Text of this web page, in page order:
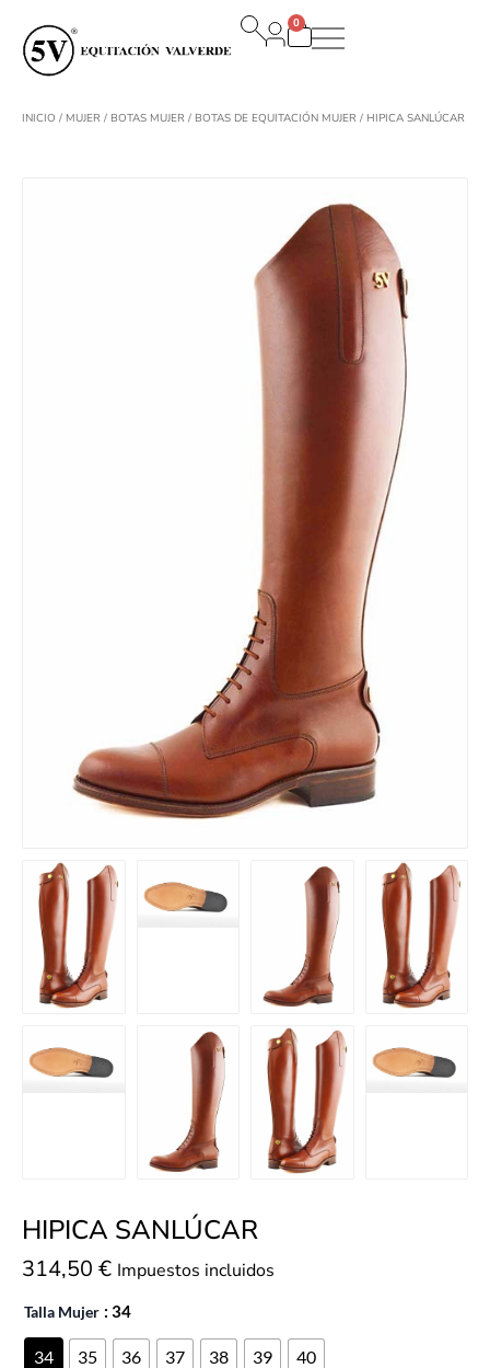
contenido
0
Carrito
INICIO / MUJER / BOTAS MUJER / BOTAS DE EQUITACIÓN MUJER / HIPICA SANLÚCAR
HIPICA SANLÚCAR
314,50 € Impuestos incluidos
Talla Mujer : 34
34 35 36 37 38 39
40